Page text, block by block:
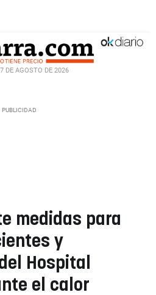
DE AGOSTO DE 2026
medidas para
y
Hospital
el calor